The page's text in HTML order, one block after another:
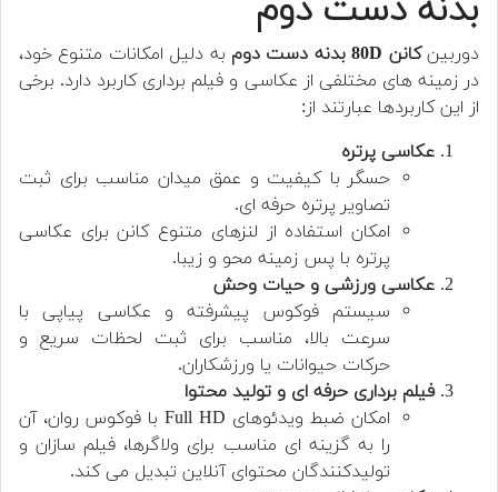
بدنه دست دوم
دوربینکانن 80D بدنه دست دوم
به دلیل امکانات متنوع خود،
در زمینه های مختلفی از عکاسی و فیلم برداری کاربرد دارد. برخی
از این کاربردها عبارتند از:
عکاسی پرتره
حسگر با کیفیت و عمق میدان مناسب برای ثبت
تصاویر پرتره حرفه ای.
امکان استفاده از لنزهای متنوع کانن برای عکاسی
پرتره با پس زمینه محو و زیبا.
عکاسی ورزشی و حیات وحش
سیستم فوکوس پیشرفته و عکاسی پیاپی با
سرعت بالا، مناسب برای ثبت لحظات سریع و
حرکات حیوانات یا ورزشکاران.
فیلم برداری حرفه ای و تولید محتوا
امکان ضبط ویدئوهای Full HD با فوکوس روان، آن
را به گزینه ای مناسب برای ولاگرها، فیلم سازان و
تولیدکنندگان محتوای آنلاین تبدیل می کند.